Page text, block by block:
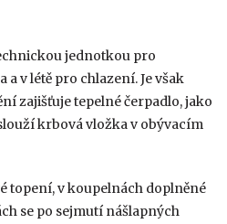
jednotkou pro
v létě pro chlazení. Je však
zajišťuje tepelné čerpadlo, jako
krbová vložka v obývacím
topení, v koupelnách doplněné
se po sejmutí nášlapných